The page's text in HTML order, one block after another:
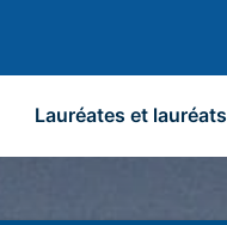
Lauréates et lauréats